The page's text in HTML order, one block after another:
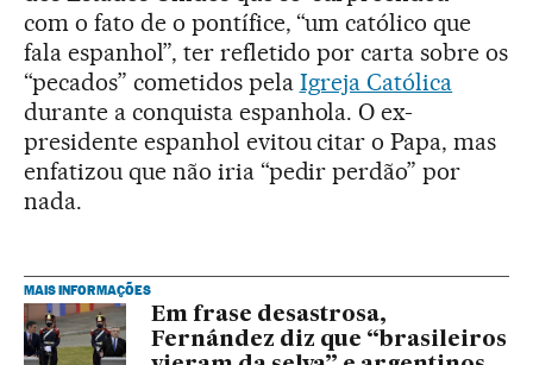
com o fato de o pontífice, “um católico que
fala espanhol”, ter refletido por carta sobre os
“pecados” cometidos pela Igreja Católica
durante a conquista espanhola. O ex-
presidente espanhol evitou citar o Papa, mas
enfatizou que não iria “pedir perdão” por
nada.
MAIS INFORMAÇÕES
Em frase desastrosa,
Fernández diz que “brasileiros